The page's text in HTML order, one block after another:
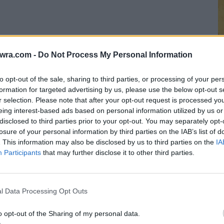
- Do Not Process My Personal Information
opt-out of the sale, sharing to third parties, or processing of your
for targeted advertising by us, please use the below opt-out
selection. Please note that after your opt-out request is processed
interest-based ads based on personal information utilized by us
to third parties prior to your opt-out. You may separately
of your personal information by third parties on the IAB’s list of
This information may also be disclosed by us to third parties on the
Participants that may further disclose it to other third parties.
Data Processing Opt Outs
opt-out of the Sharing of my personal data.
κλασικά εξώφυλλα κόμικ
μπαλόνια χρειάζονται πολλές μέρες για να
το photoshop για να προσθέσω τα
με σύρμα μέσα). Προσπάθησα να
οπότε αυτό που βλέπετε, είναι κυρίως